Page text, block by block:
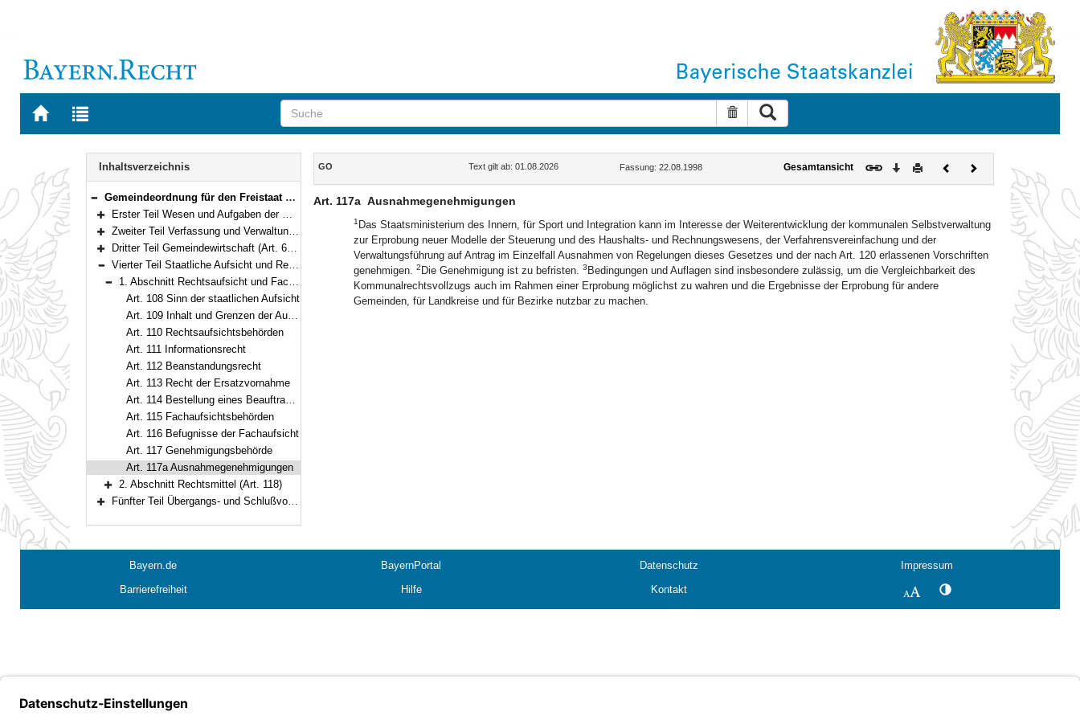
Zur
BAYERN.RECHT
Zur
letzten
Suche zurücksetzen
Navigation
Inhaltsverzeichnis
Bereich reduzieren
Gemeindeordnung für den Freistaat Bayern (Gemeindeordnung – GO) in der Fassung der Bekanntmachung vom 22. August 1998 (GVBl. S. 796) BayRS 2020-1-1-I (Art. 1–122)
Bereich erweitern
Erster Teil Wesen und Aufgaben der Gemeinde (Art. 1–28)
Bereich erweitern
Zweiter Teil Verfassung und Verwaltung der Gemeinde (Art. 29–60a)
Bereich erweitern
Dritter Teil Gemeindewirtschaft (Art. 61–107)
Bereich reduzieren
Vierter Teil Staatliche Aufsicht und Rechtsmittel (Art. 108–118)
Bereich reduzieren
1. Abschnitt Rechtsaufsicht und Fachaufsicht (Art. 108–117a)
Art. 108 Sinn der staatlichen Aufsicht
Art. 109 Inhalt und Grenzen der Aufsicht
Art. 110 Rechtsaufsichtsbehörden
Art. 111 Informationsrecht
Art. 112 Beanstandungsrecht
Art. 113 Recht der Ersatzvornahme
Art. 114 Bestellung eines Beauftragten
Art. 115 Fachaufsichtsbehörden
Art. 116 Befugnisse der Fachaufsicht
Art. 117 Genehmigungsbehörde
Art. 117a Ausnahmegenehmigungen
Bereich erweitern
2. Abschnitt Rechtsmittel (Art. 118)
Fünfter Teil Übergangs- und Schlußvorschriften (Art. 119–122)
Inhalt
GO Text gilt ab: 01.08.2026 Fassung: 22.08.1998 Gesamtansicht Download
DruckenVorherigesNächstes
Dokument
Art. 117a Ausnahmegenehmigungen
1 Das Staatsministerium des Innern, für Sport und Integration kann im Interesse der Weiterentwicklung der kommunalen Selbstverwaltung
zur Erprobung neuer Modelle der Steuerung und des Haushalts- und Rechnungswesens, der Verfahrensvereinfachung und der
Verwaltungsführung auf Antrag im Einzelfall Ausnahmen von Regelungen dieses Gesetzes und der nach Art. 120 erlassenen Vorschriften
genehmigen. 2 Die Genehmigung ist zu befristen. 3 Bedingungen und Auflagen sind insbesondere zulässig, um die Vergleichbarkeit des
Kommunalrechtsvollzugs auch im Rahmen einer Erprobung möglichst zu wahren und die Ergebnisse der Erprobung für andere
Gemeinden, für Landkreise und für Bezirke nutzbar zu machen.
Bayern.de BayernPortal Datenschutz
Impressum
Barrierefreiheit
Hilfe Kontakt SchriftgrößeKontrastwechsel